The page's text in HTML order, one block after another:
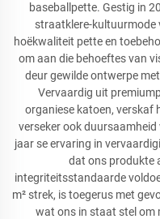
baseballpette. Gestig in
straatklere-kultuurmode
hoëkwaliteit pette en
om aan die behoeftes van
deur gewilde ontwerpe
Vervaardig uit
organiese katoen, verskaf
verseker ook
jaar se ervaring in
dat ons produkte
integriteitsstandaarde
m² strek, is toegerus met
wat ons in staat stel om